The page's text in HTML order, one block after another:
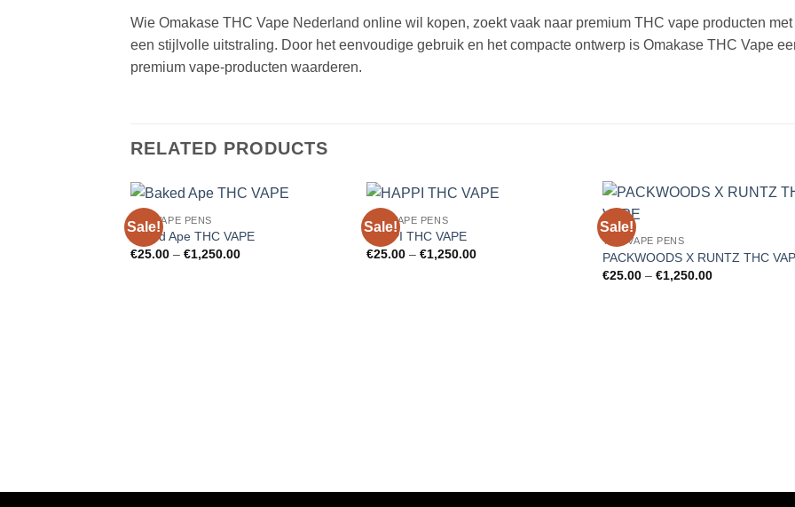
Wie Omakase THC Vape Nederland online wil kopen, zoekt vaak naar premium THC vape producten
een stijlvolle uitstraling. Door het eenvoudige gebruik en het compacte ontwerp is Omakase THC Vape
premium vape-producten waarderen.
RELATED PRODUCTS
Sale!
THC VAPE PENS
Baked Ape THC VAPE
€25.00 – €1,250.00Price
Sale!
THC VAPE PENS
HAPPI THC VAPE
€25.00 – €1,250.00Price
Sale!
THC VAPE PENS
PACKWOODS X RUNTZ THC
€25.00 – €1,250.00Price